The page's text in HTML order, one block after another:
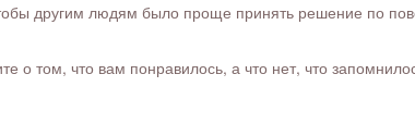
другим людям было проще принять решение по
о том, что вам понравилось, а что нет, что